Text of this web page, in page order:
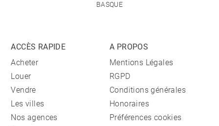
BASQUE
ACCÈS RAPIDE
Acheter
Louer
Vendre
Les villes
Nos agences
A PROPOS
Mentions Légales
RGPD
Conditions générales
Honoraires
Préférences cookies